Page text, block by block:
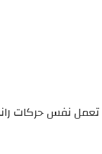
نفس حركات